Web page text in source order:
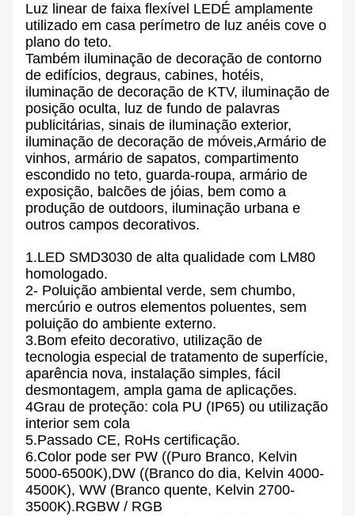
Luz linear de faixa flexível LEDÉ amplamente
utilizado em casa perímetro de luz anéis cove o
plano do teto.
Também iluminação de decoração de contorno
de edifícios, degraus, cabines, hotéis,
iluminação de decoração de KTV, iluminação de
posição oculta, luz de fundo de palavras
publicitárias, sinais de iluminação exterior,
iluminação de decoração de móveis,Armário de
vinhos, armário de sapatos, compartimento
escondido no teto, guarda-roupa, armário de
exposição, balcões de jóias, bem como a
produção de outdoors, iluminação urbana e
outros campos decorativos.
1.LED SMD3030 de alta qualidade com LM80
homologado.
2- Poluição ambiental verde, sem chumbo,
mercúrio e outros elementos poluentes, sem
poluição do ambiente externo.
3.Bom efeito decorativo, utilização de
tecnologia especial de tratamento de superfície,
aparência nova, instalação simples, fácil
desmontagem, ampla gama de aplicações.
4Grau de proteção: cola PU (IP65) ou utilização
interior sem cola
5.Passado CE, RoHs certificação.
6.Color pode ser PW ((Puro Branco, Kelvin
5000-6500K),DW ((Branco do dia, Kelvin 4000-
4500K), WW (Branco quente, Kelvin 2700-
3500K).RGBW / RGB